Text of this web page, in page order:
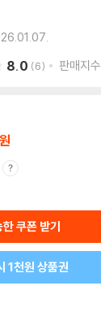
8.0 6 판매지수
쿠폰 받기
1천원 상품권